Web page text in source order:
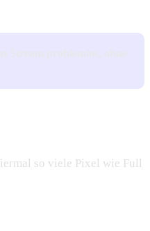
so viele Pixel wie Full